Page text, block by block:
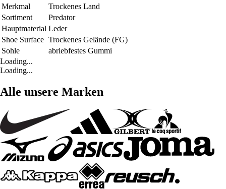
Merkmal
Trockenes Land
Sortiment
Predator
Hauptmaterial Leder
Shoe Surface Trockenes Gelände (FG)
Sohle
abriebfestes Gummi
Loading...
Loading...
Alle unsere Marken